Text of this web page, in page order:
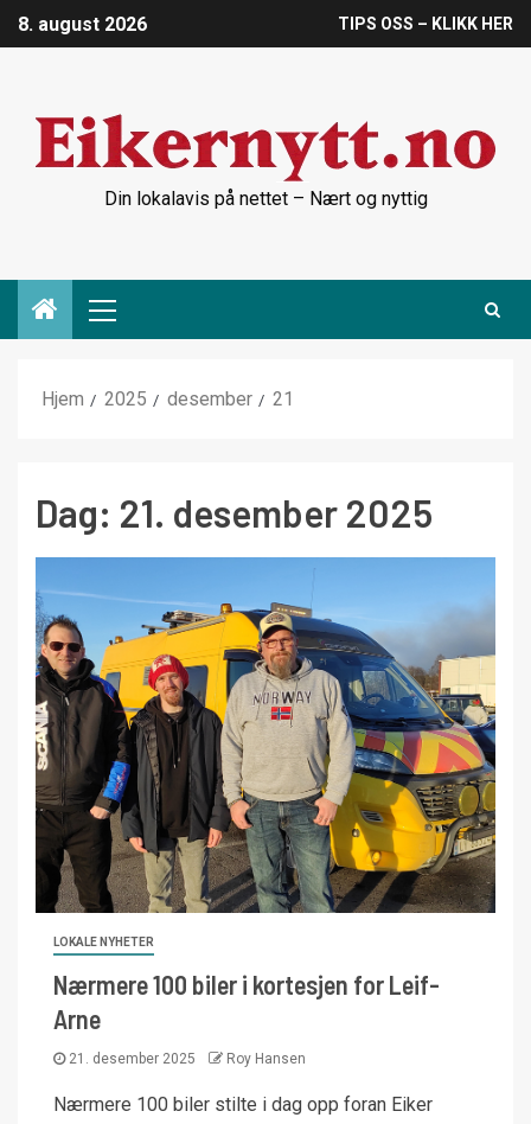
8. august 2026 TIPS OSS – KLIKK HER
Din lokalavis på nettet – Nært og nyttig
Hjem 2025 desember 21
Dag: 21. desember 2025
LOKALE NYHETER
Nærmere 100 biler i kortesjen for Leif-
Arne
21. desember 2025 Roy Hansen
Nærmere 100 biler stilte i dag opp foran Eiker